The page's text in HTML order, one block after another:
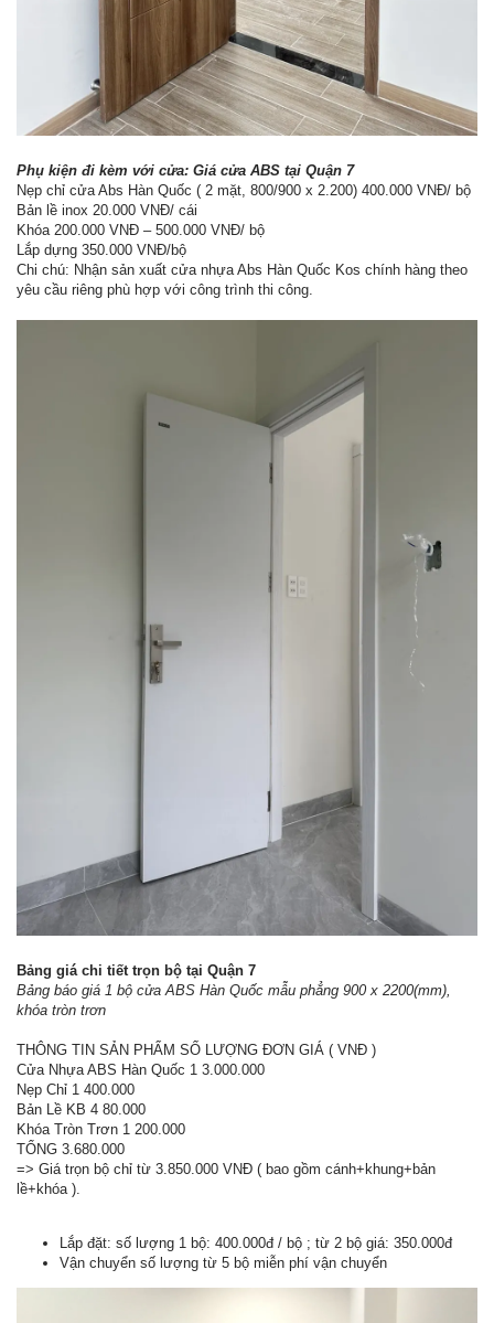
Phụ kiện đi kèm với cửa: Giá cửa ABS tại Quận 7
Nẹp chỉ cửa Abs Hàn Quốc ( 2 mặt, 800/900 x 2.200) 400.000 VNĐ/ bộ
Bản lề inox 20.000 VNĐ/ cái
Khóa 200.000 VNĐ – 500.000 VNĐ/ bộ
Lắp dựng 350.000 VNĐ/bộ
Chi chú: Nhận sản xuất cửa nhựa Abs Hàn Quốc Kos chính hàng theo
yêu cầu riêng phù hợp với công trình thi công.
Bảng giá chi tiết trọn bộ tại Quận 7
Bảng báo giá 1 bộ cửa ABS Hàn Quốc mẫu phẳng 900 x 2200(mm),
khóa tròn trơn
THÔNG TIN SẢN PHẨM SỐ LƯỢNG ĐƠN GIÁ ( VNĐ )
Cửa Nhựa ABS Hàn Quốc 1 3.000.000
Nẹp Chỉ 1 400.000
Bản Lề KB 4 80.000
Khóa Tròn Trơn 1 200.000
TỔNG 3.680.000
=> Giá trọn bộ chỉ từ 3.850.000 VNĐ ( bao gồm cánh+khung+bản
lề+khóa ).
Lắp đặt: số lượng 1 bộ: 400.000đ / bộ ; từ 2 bộ giá: 350.000đ
Vận chuyển số lượng từ 5 bộ miễn phí vận chuyển